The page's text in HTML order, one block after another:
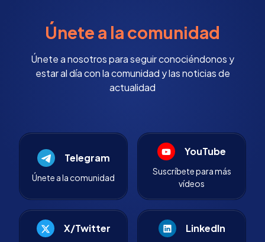
Únete a la comunidad
Únete a nosotros para seguir conociéndonos y
estar al día con la comunidad y las noticias de
actualidad
Telegram
Únete a la comunidad
YouTube
Suscríbete para más
vídeos
X/Twitter LinkedIn